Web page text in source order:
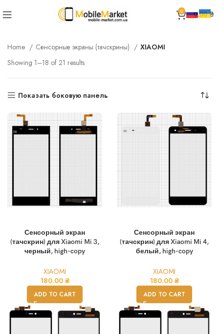
0 0.00₴
Home Сенсорные экраны (тачскрины)
XIAOMI
Showing 1–18 of 21 results
Показать боковую панель
Сенсорный экран
(тачскрин) для Xiaomi Mi 3,
черный, high-copy
XIAOMI
180.00 ₴
ADD TO CART
Сенсорный экран
(тачскрин) для Xiaomi Mi 4,
белый, high-copy
XIAOMI
180.00 ₴
ADD TO CART